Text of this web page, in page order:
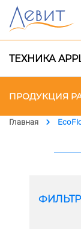
ТЕХНИКА
ПРОДУКЦИЯ
Генераторы и
станции
Главная
ФИЛЬТР